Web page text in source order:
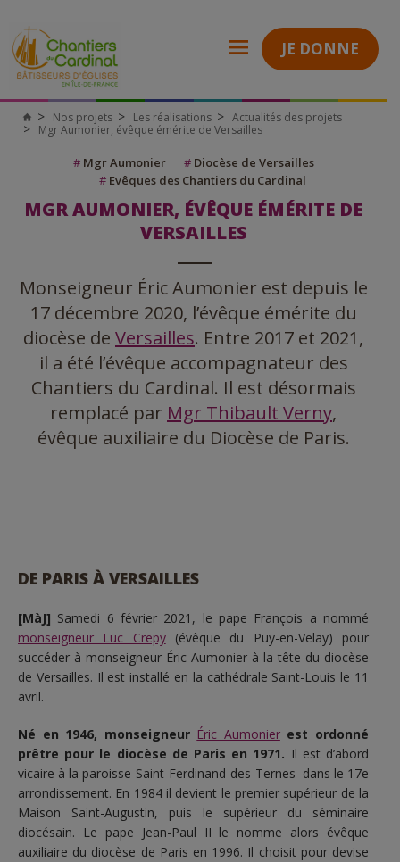
JE DONNE
Nos projets Les réalisations
Actualités des projets
Mgr Aumonier, évêque émérite de Versailles
#Mgr Aumonier #Diocèse de Versailles
#Evêques des Chantiers du Cardinal
MGR AUMONIER, ÉVÊQUE ÉMÉRITE DE
VERSAILLES
Monseigneur Éric Aumonier est depuis le
17 décembre 2020, l’évêque émérite du
diocèse de Versailles. Entre 2017 et 2021,
il a été l’évêque accompagnateur des
Chantiers du Cardinal. Il est désormais
remplacé par Mgr Thibault Verny,
évêque auxiliaire du Diocèse de Paris.
DE PARIS À VERSAILLES
[MàJ] Samedi 6 février 2021, le pape François a nommé
monseigneur Luc Crepy(évêque du Puy-en-Velay) pour
succéder à monseigneur Éric Aumonier à la tête du diocèse
de Versailles. Il est installé en la cathédrale Saint-Louis le 11
avril.
Né en 1946, monseigneur Éric Aumonierest ordonné
prêtre pour le diocèse de Paris en 1971. Il est d’abord
vicaire à la paroisse Saint-Ferdinand-des-Ternes dans le 17e
arrondissement. En 1984 il devient le premier supérieur de la
Maison Saint-Augustin, puis le supérieur du séminaire
diocésain. Le pape Jean-Paul II le nomme alors évêque
auxiliaire du diocèse de Paris en 1996. Il choisit pour devise